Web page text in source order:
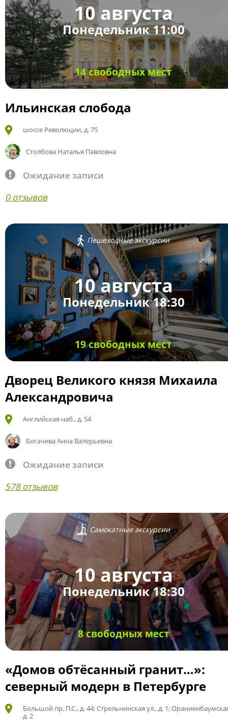
10 августа
Понедельник 11:00
14 свободных мест
Ильинская слобода
шоссе Революции, д. 75
Столбова Наталья Павловна
Ожидание записи
0 отзывов
Пешеходные экскурсии
10 августа
Понедельник 18:30
19 свободных мест
Дворец Великого князя Михаила
Александровича
Английская наб., д. 54
Богачева Анна Валерьевна
Ожидание записи
578 отзывов
Самокатные экскурсии
10 августа
Понедельник 18:30
8 свободных мест
«Домов обтёсанный гранит…»:
северный модерн в Петербурге
Большой пр. П.С., д. 44; Стрельнинская ул., д. 1;
д. 2